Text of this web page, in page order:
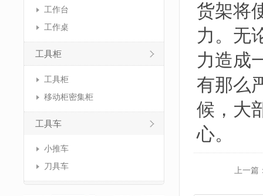
工作台
工作桌
工具柜
工具柜
移动柜密集柜
工具车
小推车
刀具车
货架将
力。无
力造成
有那么
候，大
心。
上一篇